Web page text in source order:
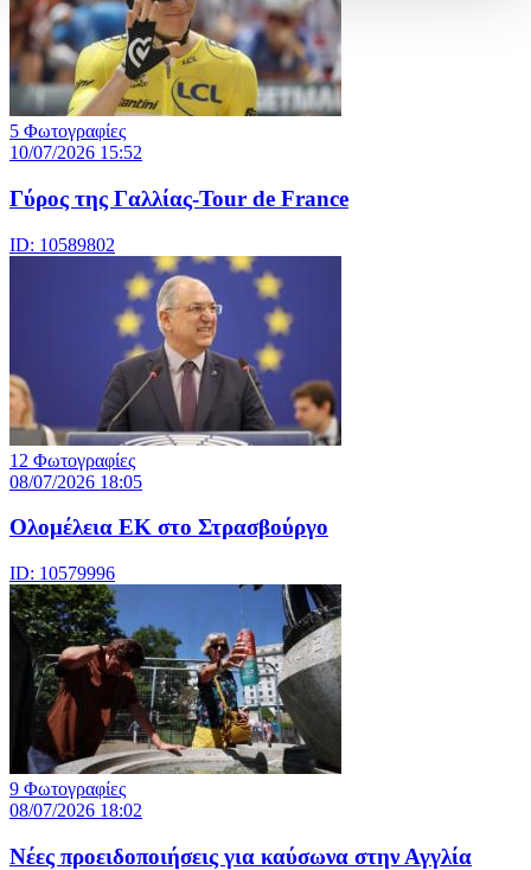
5 Φωτογραφίες
10/07/2026 15:52
Γύρος της Γαλλίας-Tour de France
ID: 10589802
12 Φωτογραφίες
08/07/2026 18:05
Ολομέλεια ΕΚ στο Στρασβούργο
ID: 10579996
9 Φωτογραφίες
08/07/2026 18:02
Νέες προειδοποιήσεις για καύσωνα στην Αγγλία